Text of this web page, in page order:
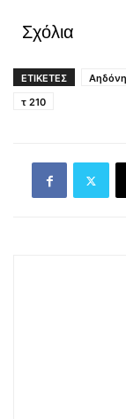
Σχόλια
ΕΤΙΚΕΤΕΣ
τ 210